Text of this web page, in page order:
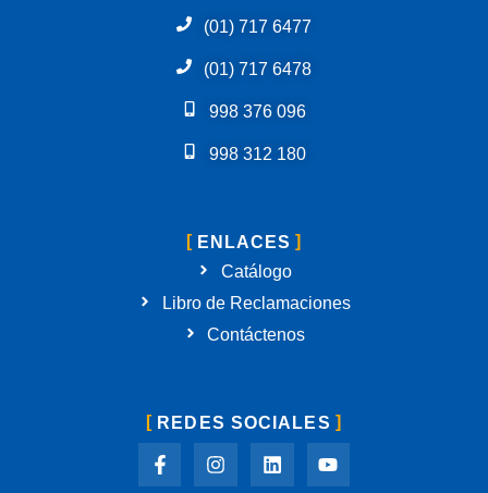
(01) 717 6477
(01) 717 6478
998 376 096
998 312 180
ENLACES
Catálogo
Libro de Reclamaciones
Contáctenos
REDES SOCIALES